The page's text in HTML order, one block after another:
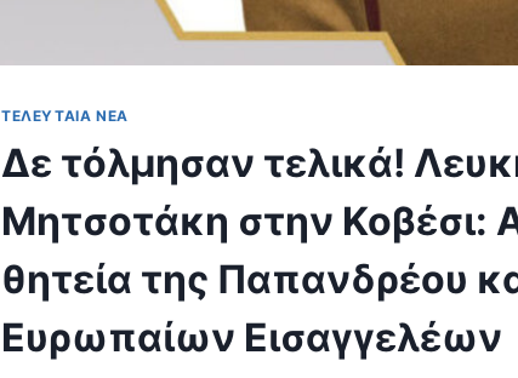
ΤΕΛΕΥΤΑΊΑ ΝΈΑ
Δε τόλμησαν τελικά!
Μητσοτάκη στην Κοβέσι:
θητεία της Παπανδρέου
Ευρωπαίων Εισαγγελέων